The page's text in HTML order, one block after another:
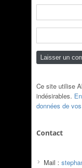
Ce site utilise
indésirables.
données de
Contact
Mail :